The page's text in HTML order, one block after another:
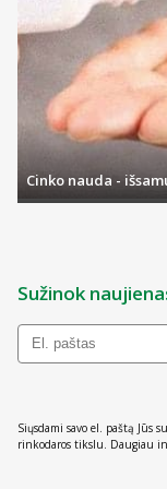
Cinko nauda -
Sužinok
Siųsdami savo el. paštą Jūs
rinkodaros tikslu. Daugiau